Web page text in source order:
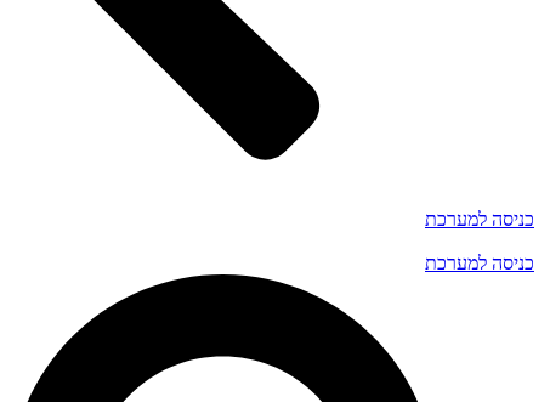
כניסה למערכת
כניסה למערכת